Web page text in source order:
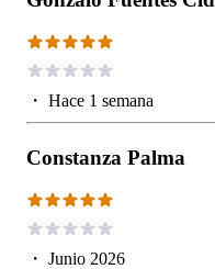
・ Hace 1 semana
Constanza Palma
・ Junio 2026